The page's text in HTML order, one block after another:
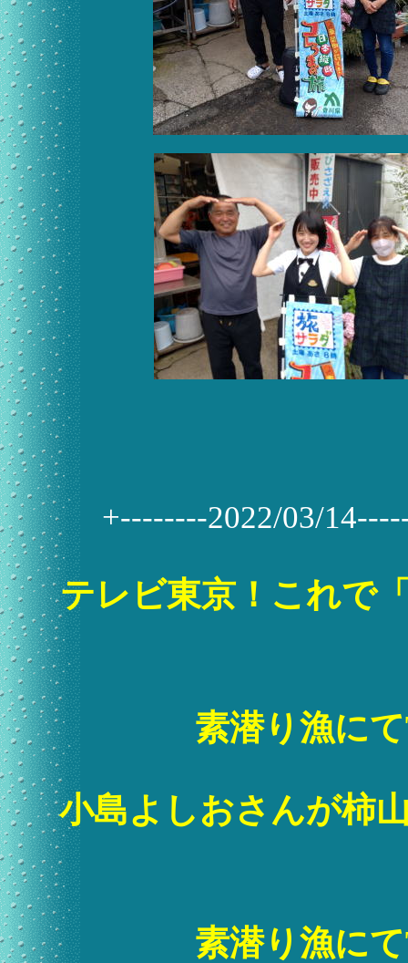
+--------2022/03/
テレビ東京！これで
素潜り漁に
小島よしおさんが柿
素潜り漁に